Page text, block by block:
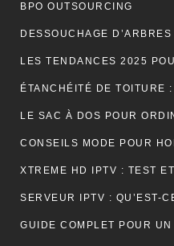
BPO OUTSOURCING